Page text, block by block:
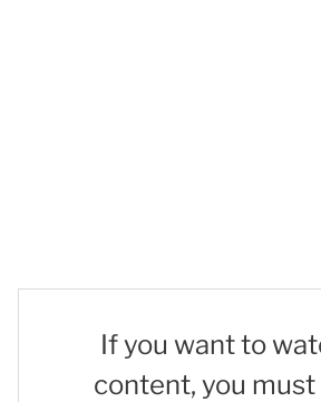
If you want to
content, you